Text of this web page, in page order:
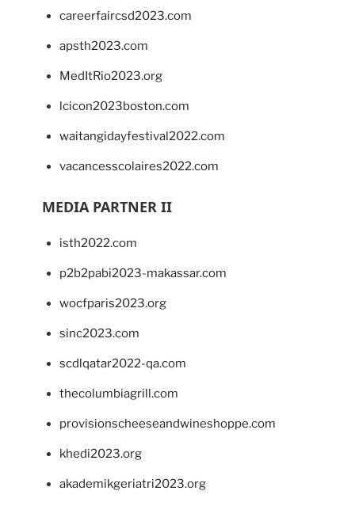
careerfaircsd2023.com
apsth2023.com
MedItRio2023.org
lcicon2023boston.com
waitangidayfestival2022.com
vacancesscolaires2022.com
MEDIA PARTNER II
isth2022.com
p2b2pabi2023-makassar.com
wocfparis2023.org
sinc2023.com
scdlqatar2022-qa.com
thecolumbiagrill.com
provisionscheeseandwineshoppe.com
khedi2023.org
akademikgeriatri2023.org